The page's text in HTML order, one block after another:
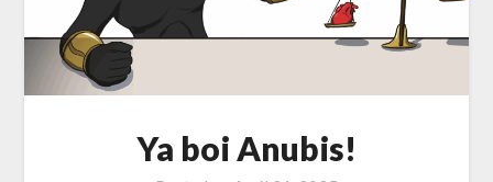
Ya boi Anubis!